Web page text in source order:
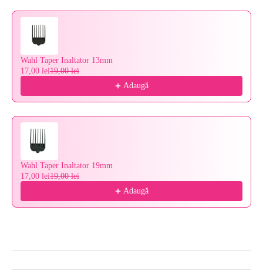
Wahl Taper Inaltator 13mm
17,00 lei19,00 lei
Adaugă
Wahl Taper Inaltator 19mm
17,00 lei19,00 lei
Adaugă